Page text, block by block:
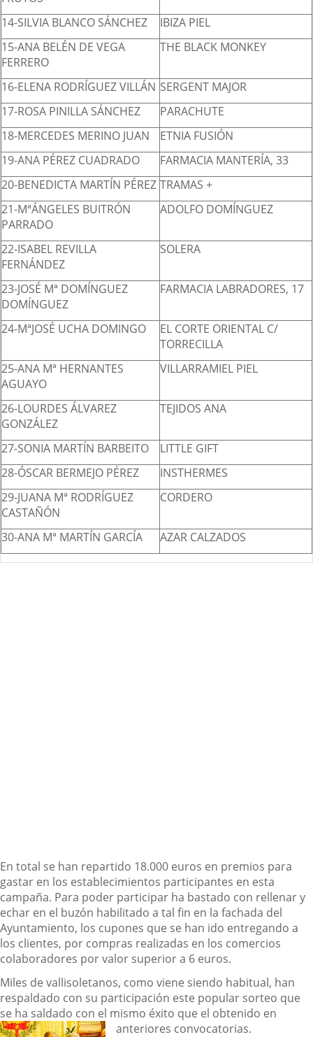
14-SILVIA BLANCO SÁNCHEZ
IBIZA PIEL
15-ANA BELÉN DE VEGA
FERRERO
THE BLACK MONKEY
16-ELENA RODRÍGUEZ VILLÁN SERGENT MAJOR
17-ROSA PINILLA SÁNCHEZ
PARACHUTE
18-MERCEDES MERINO JUAN
ETNIA FUSIÓN
19-ANA PÉREZ CUADRADO
FARMACIA MANTERÍA, 33
20-BENEDICTA MARTÍN PÉREZ TRAMAS +
21-MªÁNGELES BUITRÓN
PARRADO
ADOLFO DOMÍNGUEZ
22-ISABEL REVILLA
FERNÁNDEZ
SOLERA
23-JOSÉ Mª DOMÍNGUEZ
DOMÍNGUEZ
FARMACIA LABRADORES, 17
24-MªJOSÉ UCHA DOMINGO
EL CORTE ORIENTAL C/
TORRECILLA
25-ANA Mª HERNANTES
AGUAYO
VILLARRAMIEL PIEL
26-LOURDES ÁLVAREZ
GONZÁLEZ
TEJIDOS ANA
27-SONIA MARTÍN BARBEITO
LITTLE GIFT
28-ÓSCAR BERMEJO PÉREZ
INSTHERMES
29-JUANA Mª RODRÍGUEZ
CASTAÑÓN
CORDERO
30-ANA Mª MARTÍN GARCÍA AZAR CALZADOS
En total se han repartido 18.000 euros en premios para
gastar en los establecimientos participantes en esta
campaña. Para poder participar ha bastado con rellenar y
echar en el buzón habilitado a tal fin en la fachada del
Ayuntamiento, los cupones que se han ido entregando a
los clientes, por compras realizadas en los comercios
colaboradores por valor superior a 6 euros.
Miles de vallisoletanos, como viene siendo habitual, han
respaldado con su participación este popular sorteo que
se ha saldado con el mismo éxito que el obtenido en
anteriores convocatorias.